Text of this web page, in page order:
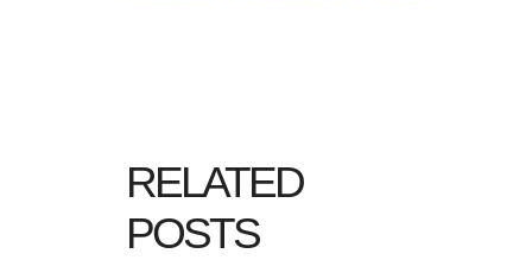
RELATED
POSTS